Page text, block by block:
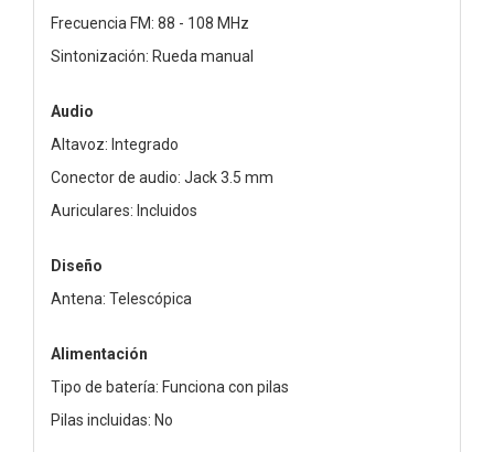
Frecuencia FM: 88 - 108 MHz
Sintonización: Rueda manual
Audio
Altavoz: Integrado
Conector de audio: Jack 3.5 mm
Auriculares: Incluidos
Diseño
Antena: Telescópica
Alimentación
Tipo de batería: Funciona con pilas
Pilas incluidas: No